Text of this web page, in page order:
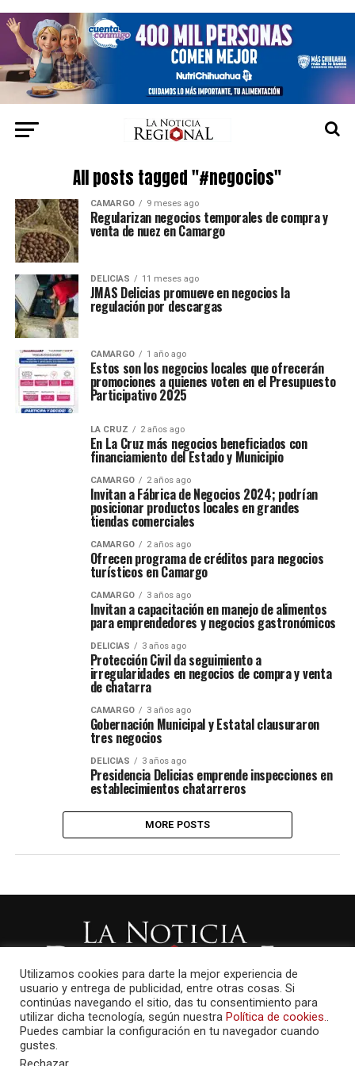
All posts tagged "#negocios"
CAMARGO 9 meses ago
Regularizan negocios temporales de compra y
venta de nuez en Camargo
DELICIAS 11 meses ago
JMAS Delicias promueve en negocios la
regulación por descargas
CAMARGO 1 año ago
Estos son los negocios locales que ofrecerán
promociones a quienes voten en el Presupuesto
Participativo 2025
LA CRUZ 2 años ago
En La Cruz más negocios beneficiados con
financiamiento del Estado y Municipio
CAMARGO 2 años ago
Invitan a Fábrica de Negocios 2024; podrían
posicionar productos locales en grandes
tiendas comerciales
CAMARGO 2 años ago
Ofrecen programa de créditos para negocios
turísticos en Camargo
CAMARGO 3 años ago
Invitan a capacitación en manejo de alimentos
para emprendedores y negocios gastronómicos
DELICIAS 3 años ago
Protección Civil da seguimiento a
irregularidades en negocios de compra y venta
de chatarra
CAMARGO 3 años ago
Gobernación Municipal y Estatal clausuraron
tres negocios
DELICIAS 3 años ago
Presidencia Delicias emprende inspecciones en
establecimientos chatarreros
MORE POSTS
Utilizamos cookies para darte la mejor experiencia de
usuario y entrega de publicidad, entre otras cosas. Si
continúas navegando el sitio, das tu consentimiento para
utilizar dicha tecnología, según nuestra Política de cookies..
Puedes cambiar la configuración en tu navegador cuando
gustes.